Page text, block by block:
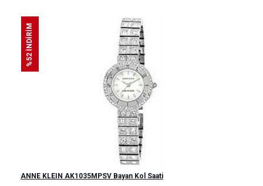
%52 İNDİRİM
ANNE KLEIN AK1035MPSV Bayan Kol Saati